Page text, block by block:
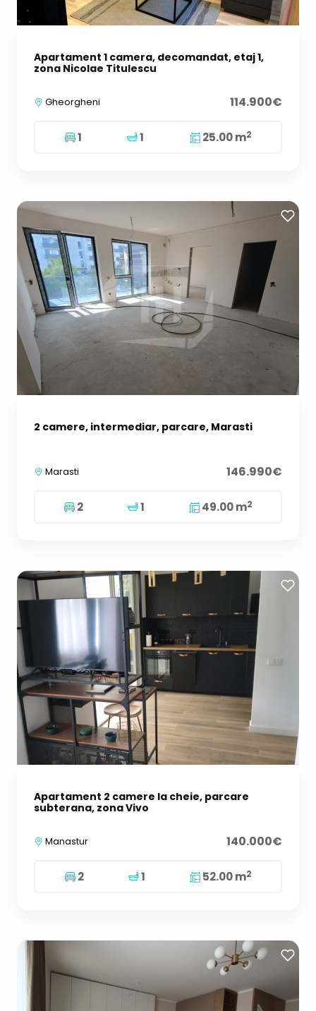
Apartament 1 camera, decomandat, etaj 1,
zona Nicolae Titulescu
Gheorgheni 114.900€
1 1 25.00 m2
2 camere, intermediar, parcare, Marasti
Marasti 146.990€
2 1 49.00 m2
Apartament 2 camere la cheie, parcare
subterana, zona Vivo
Manastur 140.000€
2 1 52.00 m2